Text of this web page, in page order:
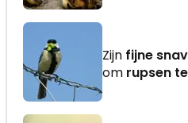
Zijn fijne
om rupsen